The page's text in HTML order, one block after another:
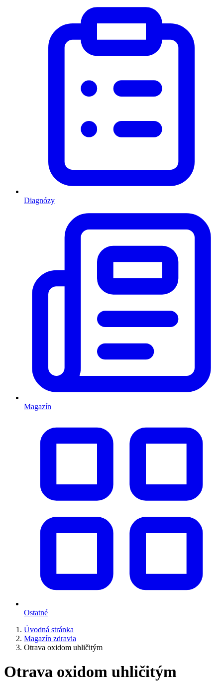
Diagnózy
Magazín
Ostatné
Úvodná stránka
Magazín zdravia
Otrava oxidom uhličitým
Otrava oxidom uhličitým